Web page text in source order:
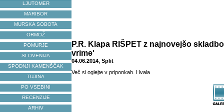
LJUTOMER
MARIBOR
MURSKA SOBOTA
ORMOŽ
POMURJE
SLOVENIJA
SPODNJI KAMENŠČAK
TUJINA
PO VSEBINI
RECENZIJE
ARHIV
P.R. Klapa RIŠPET z najnovejšo
vrime'
04.06.2014, Split
Več si oglejte v priponkah. Hvala